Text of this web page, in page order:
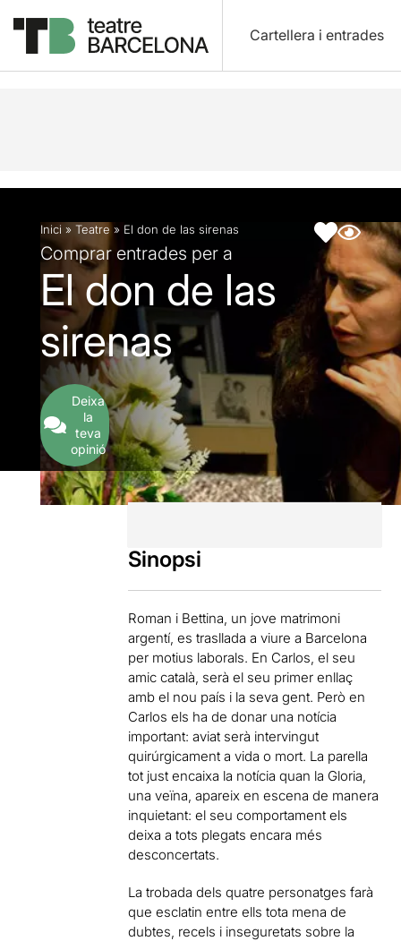
Cartellera i entrades
Descripció Fitxa artística Fotos i vídeos
Inici » Teatre » El don de las sirenas
Comprar entrades per a
El don de las
sirenas
Deixa
la
teva
opinió
Sinopsi
Roman i Bettina, un jove matrimoni
argentí, es trasllada a viure a Barcelona
per motius laborals. En Carlos, el seu
amic català, serà el seu primer enllaç
amb el nou país i la seva gent. Però en
Carlos els ha de donar una notícia
important: aviat serà intervingut
quirúrgicament a vida o mort. La parella
tot just encaixa la notícia quan la Gloria,
una veïna, apareix en escena de manera
inquietant: el seu comportament els
deixa a tots plegats encara més
desconcertats.
La trobada dels quatre personatges farà
que esclatin entre ells tota mena de
dubtes, recels i inseguretats sobre la